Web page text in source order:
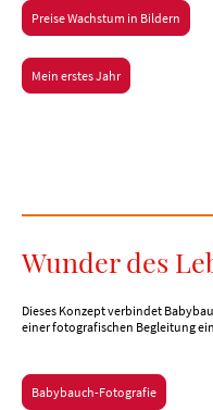
Preise Wachstum in Bildern
Mein erstes Jahr
Wunder des
Dieses Konzept verbindet
einer fotografischen Begleitung
Babybauch-Fotografie